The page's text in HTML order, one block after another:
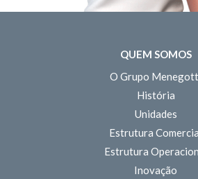
QUEM SOMOS
O Grupo
História
Unidades
Estrutura
Estrutura
Inovação